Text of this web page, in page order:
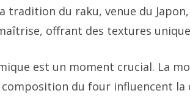
tradition du raku, venue du
offrant des textures
est un moment crucial. La
du four influencent la